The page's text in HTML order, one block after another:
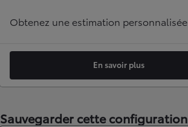
Obtenez une estimation personnalisée
En savoir plus
Sauvegarder cette configuration